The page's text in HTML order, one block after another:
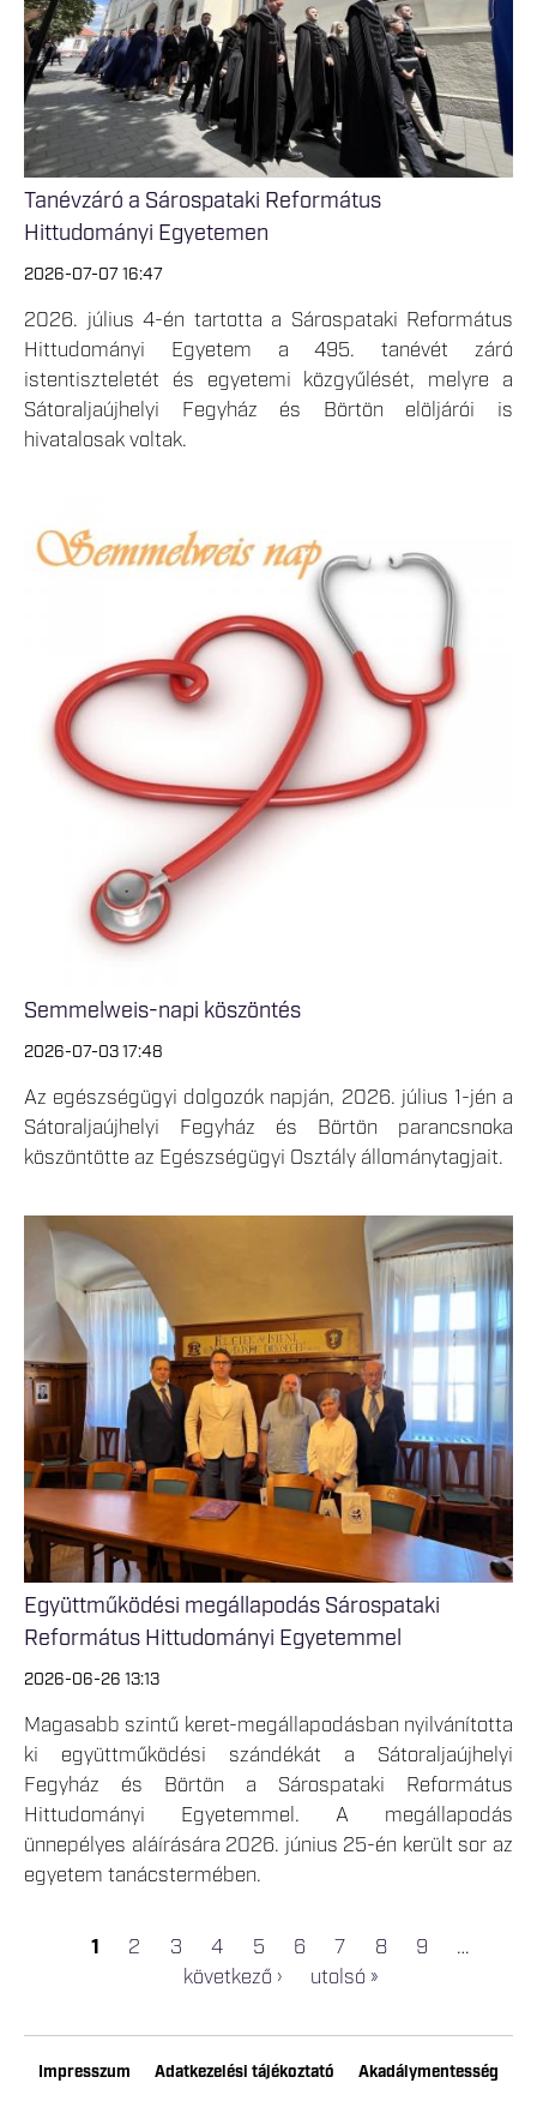
Tanévzáró a Sárospataki Református
Hittudományi Egyetemen
2026-07-07 16:47
2026. július 4-én tartotta a Sárospataki Református
Hittudományi Egyetem a 495. tanévét záró
istentiszteletét és egyetemi közgyűlését, melyre a
Sátoraljaújhelyi Fegyház és Börtön elöljárói is
hivatalosak voltak.
Semmelweis-napi köszöntés
2026-07-03 17:48
Az egészségügyi dolgozók napján, 2026. július 1-jén a
Sátoraljaújhelyi Fegyház és Börtön parancsnoka
köszöntötte az Egészségügyi Osztály állománytagjait.
Együttműködési megállapodás Sárospataki
Református Hittudományi Egyetemmel
2026-06-26 13:13
Magasabb szintű keret-megállapodásban nyilvánította
ki együttműködési szándékát a Sátoraljaújhelyi
Fegyház és Börtön a Sárospataki Református
Hittudományi Egyetemmel. A megállapodás
ünnepélyes aláírására 2026. június 25-én került sor az
egyetem tanácstermében.
1 2 3 4 5 6 7 8 9
…
következő ›
utolsó »
Impresszum Adatkezelési tájékoztató Akadálymentesség